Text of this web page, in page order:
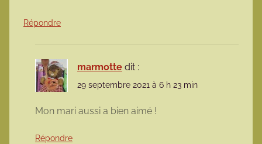
Répondre
marmotte dit :
29 septembre 2021 à 6 h 23 min
Mon mari aussi a bien aimé !
Répondre